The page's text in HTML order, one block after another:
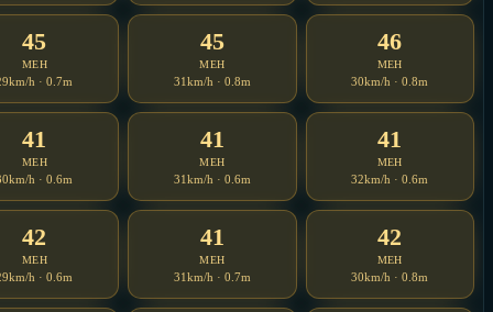
45
MEH
h · 0.7m
45
MEH
31km/h · 0.8m
46
MEH
30km/h · 0.8m
41
MEH
h · 0.6m
41
MEH
31km/h · 0.6m
41
MEH
32km/h · 0.6m
42
MEH
h · 0.6m
41
MEH
31km/h · 0.7m
42
MEH
30km/h · 0.8m